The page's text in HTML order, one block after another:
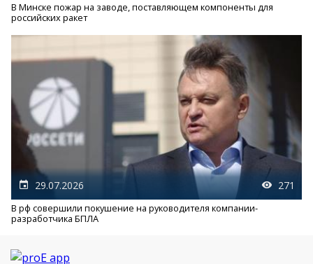
В Минске пожар на заводе, поставляющем компоненты для
российских ракет
29.07.2026 271
В рф совершили покушение на руководителя компании-
разработчика БПЛА